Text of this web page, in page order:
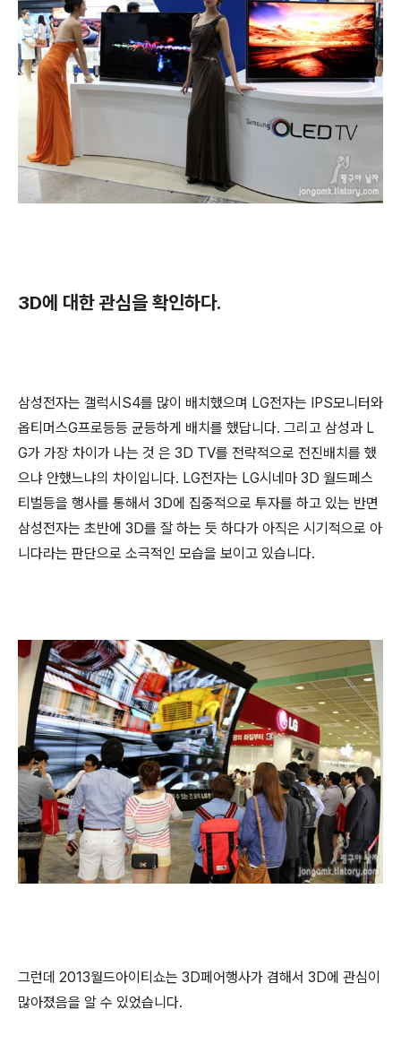
3D에 대한 관심을 확인하다.
삼성전자는 갤럭시S4를 많이 배치했으며 LG전자는 IPS모니터와
옵티머스G프로등등 균등하게 배치를 했답니다. 그리고 삼성과 L
G가 가장 차이가 나는 것 은 3D TV를 전략적으로 전진배치를 했
으냐 안했느냐의 차이입니다. LG전자는 LG시네마 3D 월드페스
티벌등을 행사를 통해서 3D에 집중적으로 투자를 하고 있는 반면
삼성전자는 초반에 3D를 잘 하는 듯 하다가 아직은 시기적으로 아
니다라는 판단으로 소극적인 모습을 보이고 있습니다.
그런데 2013월드아이티쇼는 3D페어행사가 겸해서 3D에 관심이
많아졌음을 알 수 있었습니다.